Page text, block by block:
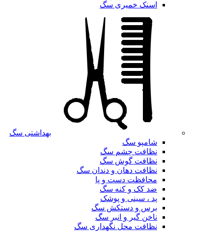
اسنک خمیری سگ
بهداشتی سگ
شامپو سگ
نظافت چشم سگ
نظافت گوش سگ
نظافت دهان و دندان سگ
محافظت دست و پا
ضد کک و کنه سگ
پد ، سینی و پوشک
برس و دستکش سگ
ناخن گیر و انبر سگ
نظافت محل نگهداری سگ